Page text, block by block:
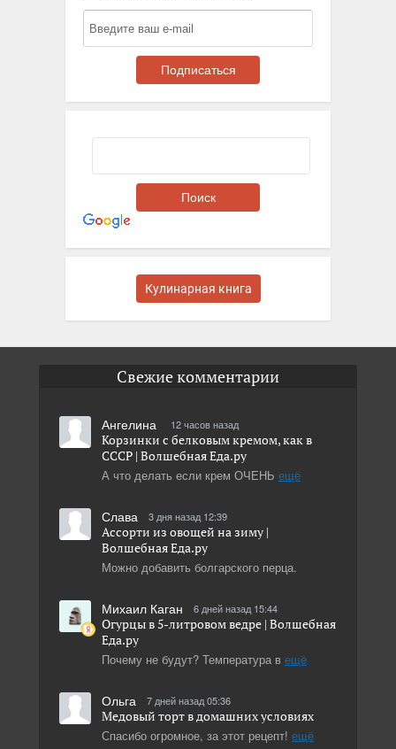
Кулинарная книга
Свежие комментарии
Ангелина 12 часов назад
А что делать если крем ОЧЕНЬ ещё
Корзинки с белковым кремом, как в
СССР | Волшебная Eда.ру
Слава 3 дня назад 12:39
Можно добавить болгарского перца.
Ассорти из овощей на зиму |
Волшебная Eда.ру
Михаил Каган 6 дней назад 15:44
Почему не будут? Температура в ещё
Огурцы в 5-литровом ведре | Волшебная
Eда.ру
Ольга 7 дней назад 05:36
Спасибо огромное, за этот рецепт! ещё
Медовый торт в домашних условиях